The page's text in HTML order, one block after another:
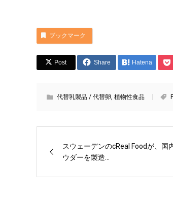
ブックマーク
Post Share Hatena
代替乳製品 / 代替卵, 植物性食品
スウェーデンのcReal Foodが、国
ウダーを製造...